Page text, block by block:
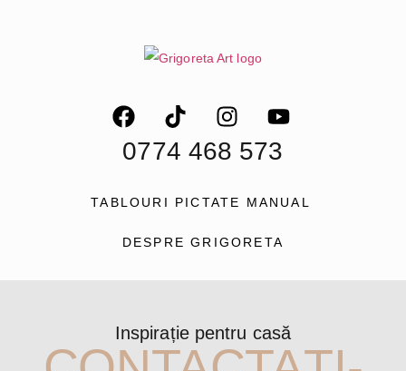
0774 468 573
TABLOURI PICTATE MANUAL
DESPRE GRIGORETA
Inspirație pentru casă